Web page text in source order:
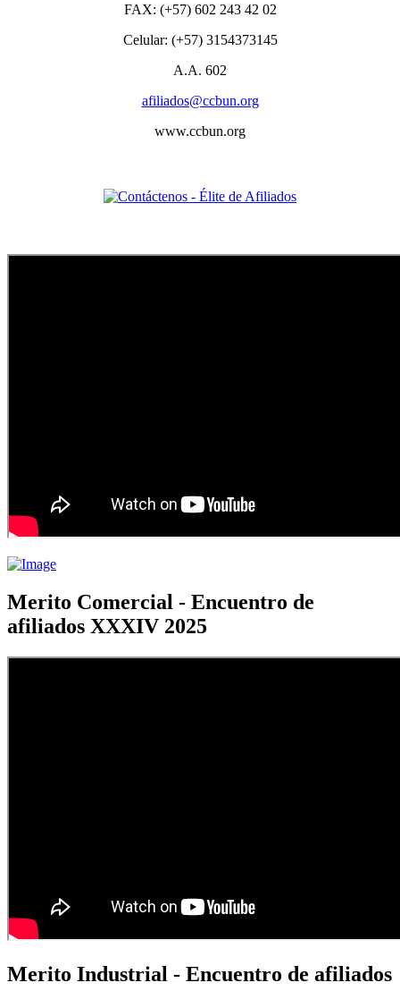
FAX: (+57) 602 243 42 02
Celular: (+57) 3154373145
A.A. 602
afiliados@ccbun.org
www.ccbun.org
Merito Comercial - Encuentro de
afiliados XXXIV 2025
Merito Industrial - Encuentro de afiliados